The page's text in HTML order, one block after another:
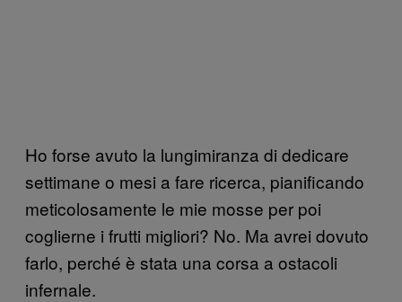
Ho forse avuto la lungimiranza di dedicare
settimane o mesi a fare ricerca, pianificando
meticolosamente le mie mosse per poi
coglierne i frutti migliori? No. Ma avrei dovuto
farlo, perché è stata una corsa a ostacoli
infernale.